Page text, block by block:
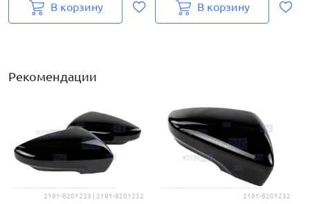
В корзину В корзину
Рекомендации
2191-8201233 | 2191-8201232 2191-8201232